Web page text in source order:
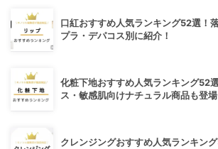
口紅おすすめ人気ランキング52選！
プラ・デパコス別に紹介！
化粧下地おすすめ人気ランキング52
ス・敏感肌向けナチュラル商品も登場
クレンジングおすすめ人気ランキン